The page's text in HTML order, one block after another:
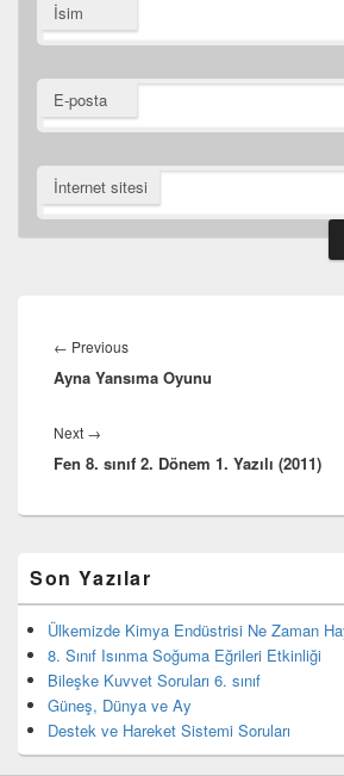
İsim
E-posta
İnternet sitesi
gezinmesi
← PreviousPrevious
post:
Ayna Yansıma Oyunu
Next →
post:
Fen 8. sınıf 2. Dönem 1. Yazılı (2011)
yan
bar
eklenti
bölgesi
Son Yazılar
Ülkemizde Kimya Endüstrisi Ne Zaman
8. Sınıf Isınma Soğuma Eğrileri Etkinliği
Bileşke Kuvvet Soruları 6. sınıf
Güneş, Dünya ve Ay
Destek ve Hareket Sistemi Soruları